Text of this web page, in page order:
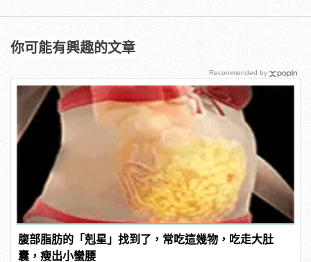
你可能有興趣的文章
腹部脂肪的「剋星」找到了，常吃這幾物，吃走大肚
囊，瘦出小蠻腰
Recommended by